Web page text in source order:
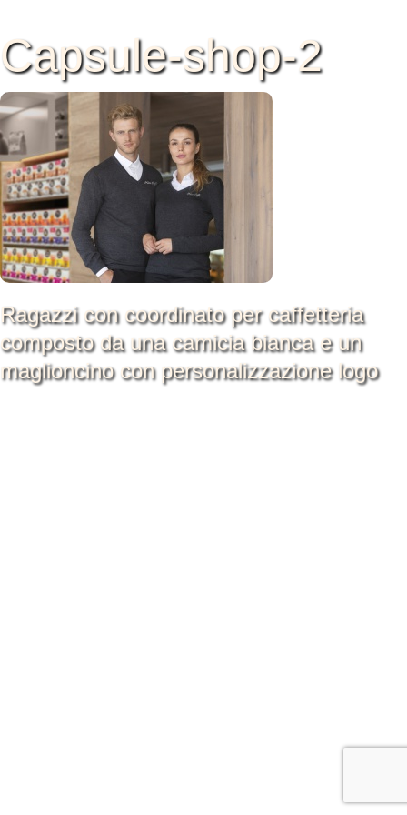
Capsule-shop-2
Ragazzi con coordinato per caffetteria
composto da una camicia bianca e un
maglioncino con personalizzazione logo